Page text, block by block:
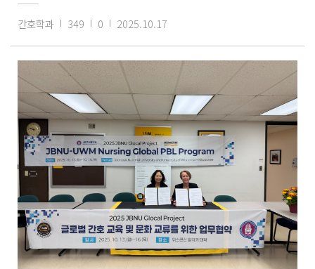
간호학과 349 0 2025.10.17